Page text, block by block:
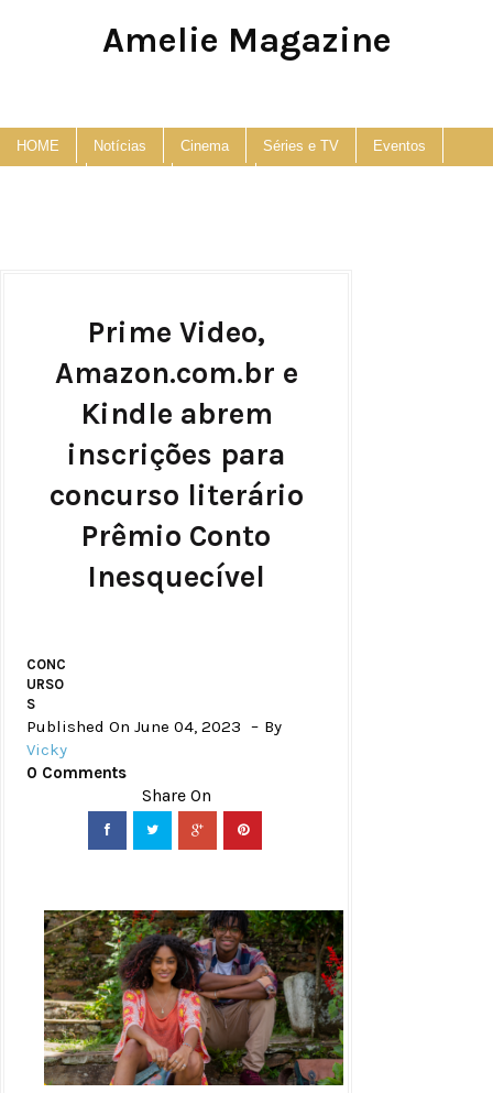
Amelie Magazine
HOME Notícias Cinema Séries e TV Eventos
Prime Video,
Amazon.com.br e
Kindle abrem
inscrições para
concurso literário
Prêmio Conto
Inesquecível
CONC
URSO
S
Published On June 04, 2023
By
Vicky
0 Comments